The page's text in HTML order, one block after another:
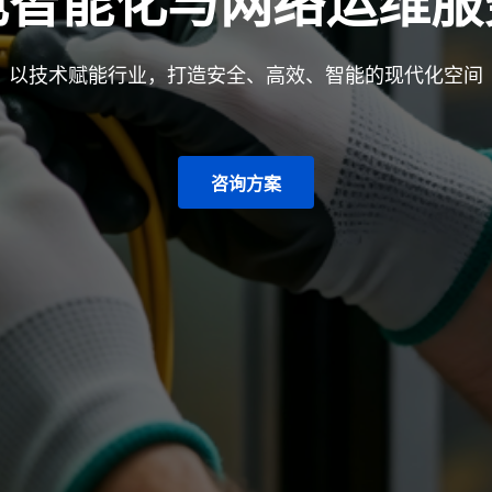
以技术赋能行业，打造安全、高效、智能的现代化空间
咨询方案